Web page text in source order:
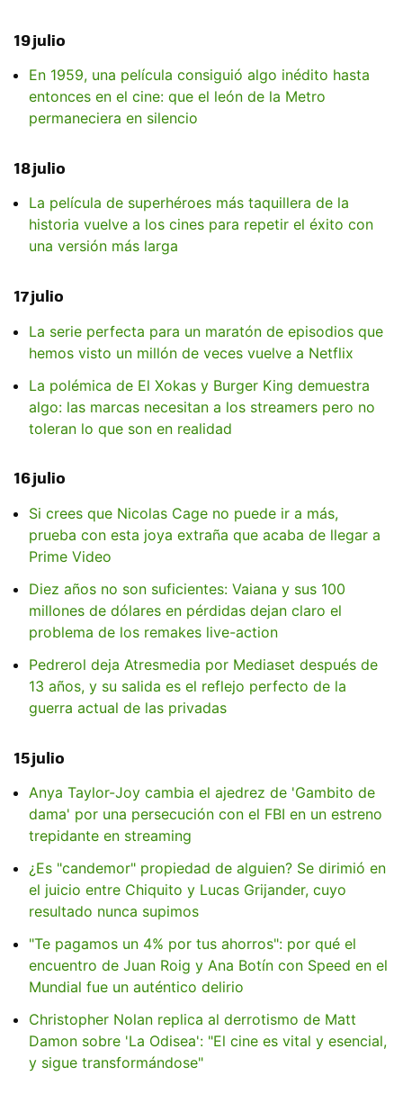
19 julio
En 1959, una película consiguió algo inédito hasta
entonces en el cine: que el león de la Metro
permaneciera en silencio
18 julio
La película de superhéroes más taquillera de la
historia vuelve a los cines para repetir el éxito con
una versión más larga
17 julio
La serie perfecta para un maratón de episodios que
hemos visto un millón de veces vuelve a Netflix
La polémica de El Xokas y Burger King demuestra
algo: las marcas necesitan a los streamers pero no
toleran lo que son en realidad
16 julio
Si crees que Nicolas Cage no puede ir a más,
prueba con esta joya extraña que acaba de llegar a
Prime Video
Diez años no son suficientes: Vaiana y sus 100
millones de dólares en pérdidas dejan claro el
problema de los remakes live-action
Pedrerol deja Atresmedia por Mediaset después de
13 años, y su salida es el reflejo perfecto de la
guerra actual de las privadas
15 julio
Anya Taylor-Joy cambia el ajedrez de 'Gambito de
dama' por una persecución con el FBI en un estreno
trepidante en streaming
¿Es "candemor" propiedad de alguien? Se dirimió en
el juicio entre Chiquito y Lucas Grijander, cuyo
resultado nunca supimos
"Te pagamos un 4% por tus ahorros": por qué el
encuentro de Juan Roig y Ana Botín con Speed en el
Mundial fue un auténtico delirio
Christopher Nolan replica al derrotismo de Matt
Damon sobre 'La Odisea': "El cine es vital y esencial,
y sigue transformándose"